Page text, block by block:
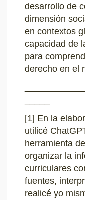
desarrollo de
dimensión
en contextos
capacidad de
para
derecho en el
[1] En la
utilicé
herramienta
organizar la
curriculares
fuentes,
realicé yo